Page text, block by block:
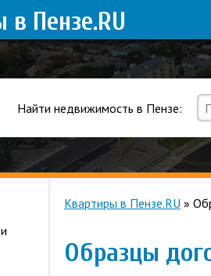
в Пензе.RU
Найти недвижимость в Пензе:
Квартиры в Пензе.RU »
Образцы